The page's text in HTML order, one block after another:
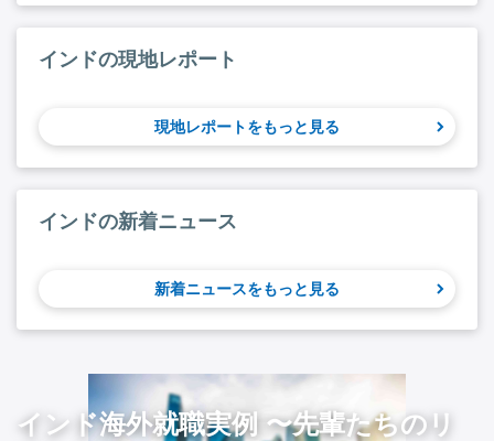
インドの現地レポート
現地レポートをもっと見る
インドの新着ニュース
新着ニュースをもっと見る
インド海外就職実例 〜先輩たちのリ